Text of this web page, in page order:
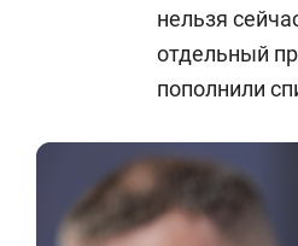
нельзя
отдельный
пополнили